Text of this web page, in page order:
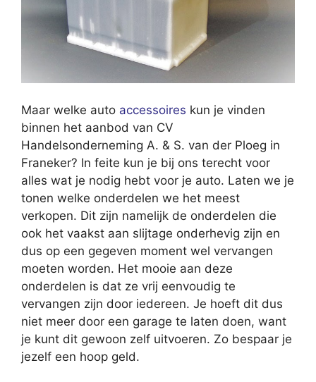
Maar welke auto accessoires kun je vinden
binnen het aanbod van CV
Handelsonderneming A. & S. van der Ploeg in
Franeker? In feite kun je bij ons terecht voor
alles wat je nodig hebt voor je auto. Laten we je
tonen welke onderdelen we het meest
verkopen. Dit zijn namelijk de onderdelen die
ook het vaakst aan slijtage onderhevig zijn en
dus op een gegeven moment wel vervangen
moeten worden. Het mooie aan deze
onderdelen is dat ze vrij eenvoudig te
vervangen zijn door iedereen. Je hoeft dit dus
niet meer door een garage te laten doen, want
je kunt dit gewoon zelf uitvoeren. Zo bespaar je
jezelf een hoop geld.